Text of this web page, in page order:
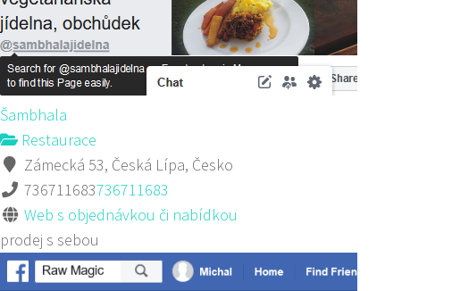
Šambhala
Restaurace
Zámecká 53, Česká Lípa, Česko
736711683736711683
Web s objednávkou či nabídkou
prodej s sebou